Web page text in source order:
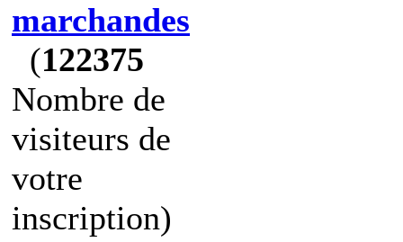
marchandes
(122375
Nombre de
visiteurs de
votre
inscription)